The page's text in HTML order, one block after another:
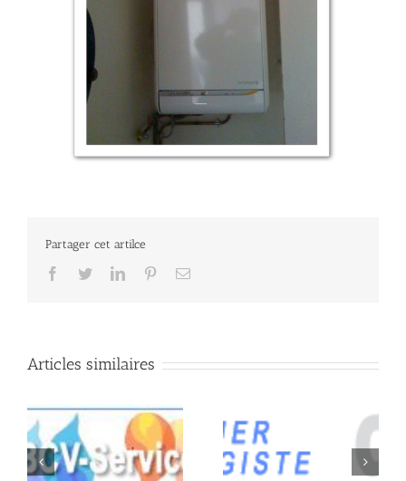
Partager cet artilce
Facebook
TwitterLinkedInPinterestEmail
Articles similaires
Chaudière à